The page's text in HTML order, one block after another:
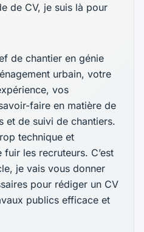
de CV, je suis là pour
de chantier en génie
urbain, votre
vos
faire en matière de
et de suivi de chantiers.
technique et
les recruteurs. C’est
je vais vous donner
pour rédiger un CV
publics efficace et